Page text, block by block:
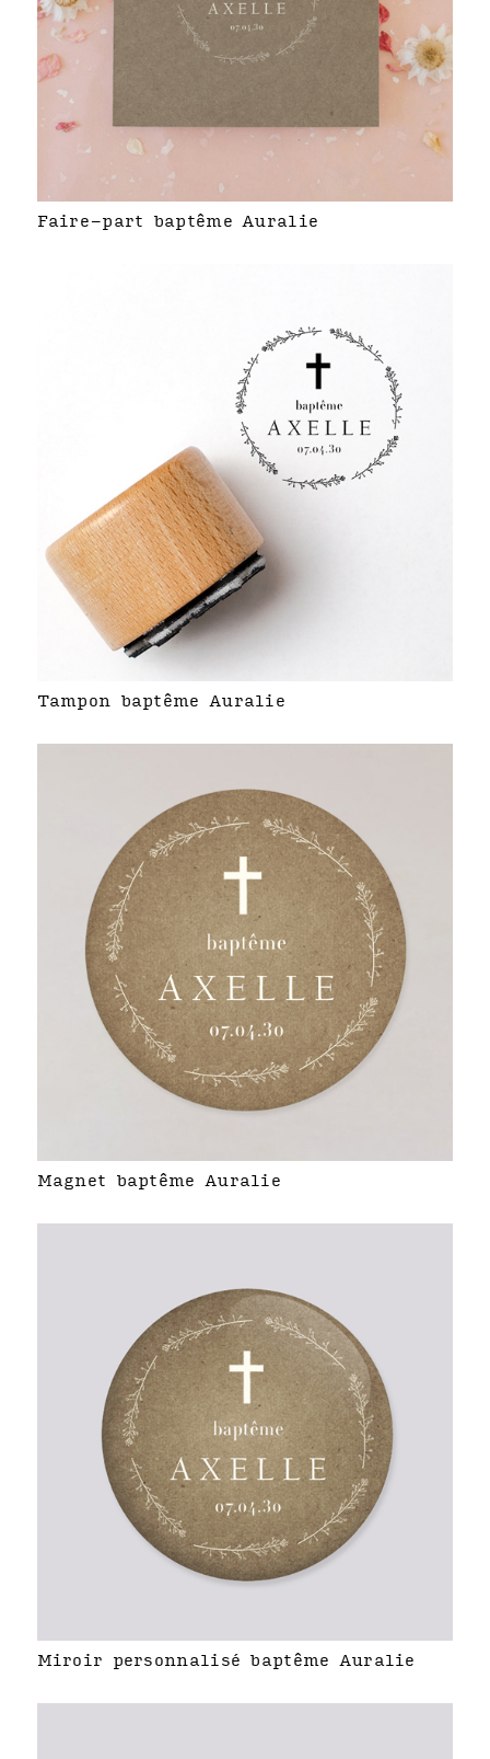
Faire-part baptême Auralie
Tampon baptême Auralie
Magnet baptême Auralie
Miroir personnalisé baptême Auralie